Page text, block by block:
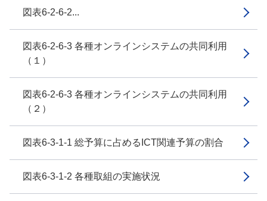
図表6-2-6-2...
図表6-2-6-3 各種オンラインシステムの共同利用
（１）
図表6-2-6-3 各種オンラインシステムの共同利用
（２）
図表6-3-1-1 総予算に占めるICT関連予算の割合
図表6-3-1-2 各種取組の実施状況